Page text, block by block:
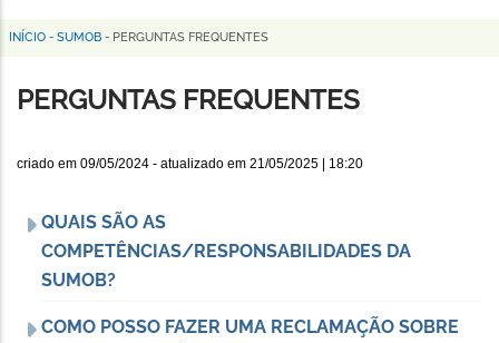
Horizonte
Trilha
de
INÍCIO - SUMOB - PERGUNTAS FREQUENTES
PERGUNTAS FREQUENTES
criado em 09/05/2024 - atualizado em 21/05/2025 | 18:20
QUAIS SÃO AS
COMPETÊNCIAS/RESPONSABILIDADES DA
SUMOB?
COMO POSSO FAZER UMA RECLAMAÇÃO SOBRE